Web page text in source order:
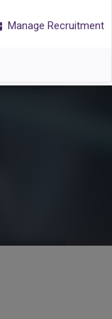
Manage Recruitment